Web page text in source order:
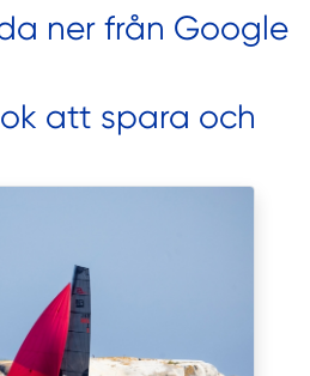
ner från Google
att spara och